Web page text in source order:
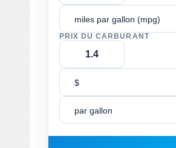
miles par gallon (mpg)
PRIX DU CARBURANT
$
par gallon